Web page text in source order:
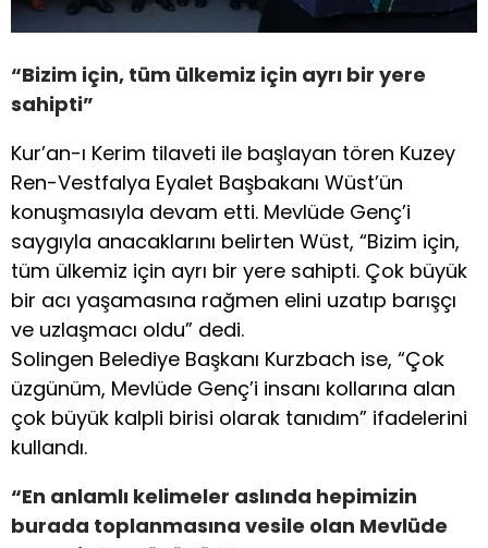
“Bizim için, tüm ülkemiz için ayrı bir yere
sahipti”
Kur’an-ı Kerim tilaveti ile başlayan tören Kuzey
Ren-Vestfalya Eyalet Başbakanı Wüst’ün
konuşmasıyla devam etti. Mevlüde Genç’i
saygıyla anacaklarını belirten Wüst, “Bizim için,
tüm ülkemiz için ayrı bir yere sahipti. Çok büyük
bir acı yaşamasına rağmen elini uzatıp barışçı
ve uzlaşmacı oldu” dedi.
Solingen Belediye Başkanı Kurzbach ise, “Çok
üzgünüm, Mevlüde Genç’i insanı kollarına alan
çok büyük kalpli birisi olarak tanıdım” ifadelerini
kullandı.
“En anlamlı kelimeler aslında hepimizin
burada toplanmasına vesile olan Mevlüde